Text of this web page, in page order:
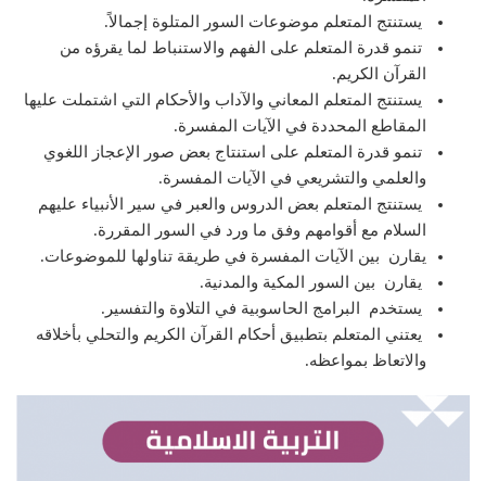
يستنتج المتعلم موضوعات السور المتلوة إجمالاً.
تنمو قدرة المتعلم على الفهم والاستنباط لما يقرؤه من
القرآن الكريم.
يستنتج المتعلم المعاني والآداب والأحكام التي اشتملت عليها
المقاطع المحددة في الآيات المفسرة.
تنمو قدرة المتعلم على استنتاج بعض صور الإعجاز اللغوي
والعلمي والتشريعي في الآيات المفسرة.
يستنتج المتعلم بعض الدروس والعبر في سير الأنبياء عليهم
السلام مع أقوامهم وفق ما ورد في السور المقررة.
يقارن بين الآيات المفسرة في طريقة تناولها للموضوعات.
يقارن بين السور المكية والمدنية.
يستخدم البرامج الحاسوبية في التلاوة والتفسير.
يعتني المتعلم بتطبيق أحكام القرآن الكريم والتحلي بأخلاقه
والاتعاظ بمواعظه.